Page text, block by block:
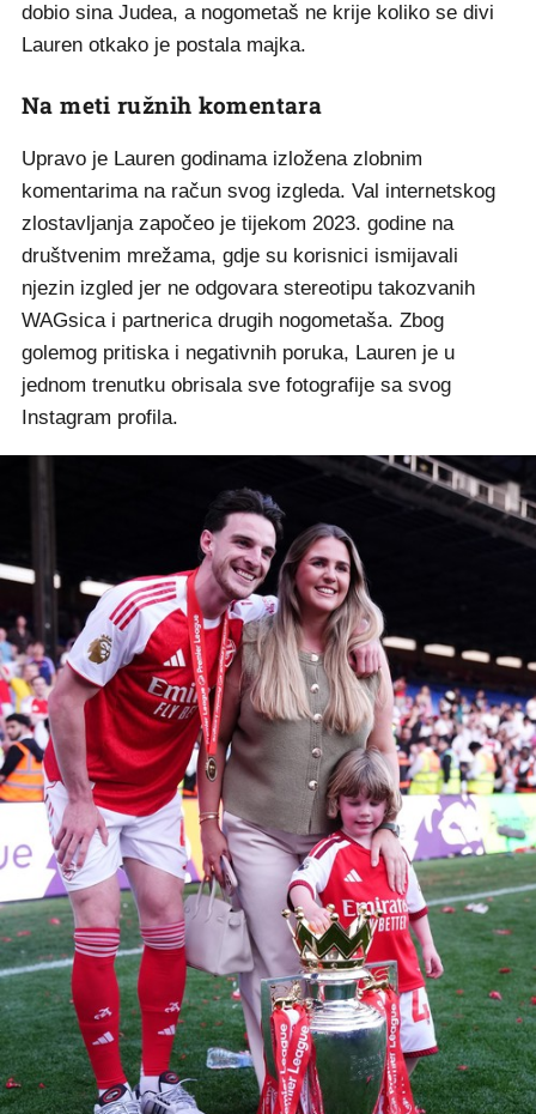
dobio sina Judea, a nogometaš ne krije koliko se divi
Lauren otkako je postala majka.
Na meti ružnih komentara
Upravo je Lauren godinama izložena zlobnim
komentarima na račun svog izgleda. Val internetskog
zlostavljanja započeo je tijekom 2023. godine na
društvenim mrežama, gdje su korisnici ismijavali
njezin izgled jer ne odgovara stereotipu takozvanih
WAGsica i partnerica drugih nogometaša. Zbog
golemog pritiska i negativnih poruka, Lauren je u
jednom trenutku obrisala sve fotografije sa svog
Instagram profila.